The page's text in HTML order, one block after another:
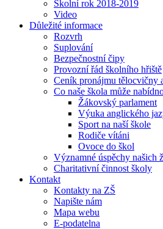
Školní rok 2018-2019
Video
Důležité informace
Rozvrh
Suplování
Bezpečnostní čipy
Provozní řád školního hřiště
Ceník pronájmu tělocvičny
Co naše škola může
Žákovský parlament
Výuka anglického
Sport na naší škole
Rodiče vítáni
Ovoce do škol
Významné úspěchy našich
Charitativní činnost školy
Kontakt
Kontakty na ZŠ
Napište nám
Mapa webu
E-podatelna